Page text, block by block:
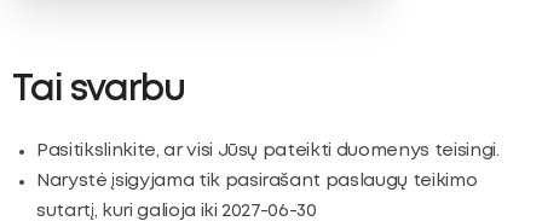
Tai svarbu
Pasitikslinkite, ar visi Jūsų pateikti duomenys teisingi.
Narystė įsigyjama tik pasirašant paslaugų teikimo
sutartį, kuri galioja iki 2027-06-30